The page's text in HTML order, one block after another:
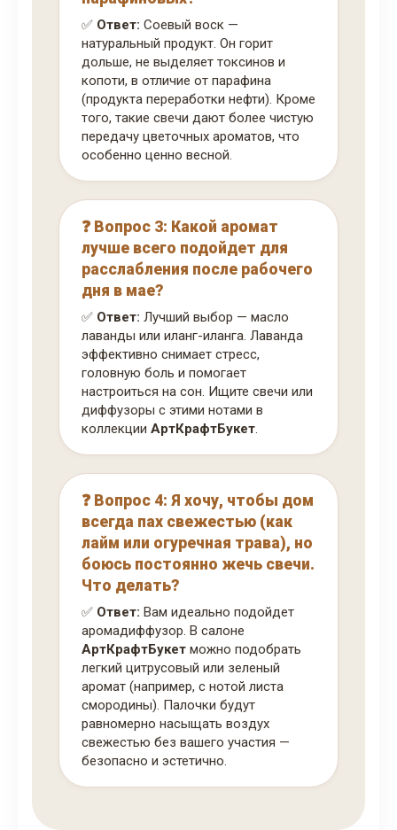
✅ Ответ: Соевый воск —
натуральный продукт. Он горит
дольше, не выделяет токсинов и
копоти, в отличие от парафина
(продукта переработки нефти). Кроме
того, такие свечи дают более чистую
передачу цветочных ароматов, что
особенно ценно весной.
❓ Вопрос 3: Какой аромат
лучше всего подойдет для
расслабления после рабочего
дня в мае?
✅ Ответ: Лучший выбор — масло
лаванды или иланг-иланга. Лаванда
эффективно снимает стресс,
головную боль и помогает
настроиться на сон. Ищите свечи или
диффузоры с этими нотами в
коллекции АртКрафтБукет.
❓ Вопрос 4: Я хочу, чтобы дом
всегда пах свежестью (как
лайм или огуречная трава), но
боюсь постоянно жечь свечи.
Что делать?
✅ Ответ: Вам идеально подойдет
аромадиффузор. В салоне
АртКрафтБукет можно подобрать
легкий цитрусовый или зеленый
аромат (например, с нотой листа
смородины). Палочки будут
равномерно насыщать воздух
свежестью без вашего участия —
безопасно и эстетично.